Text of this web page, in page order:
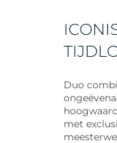
Duo
met